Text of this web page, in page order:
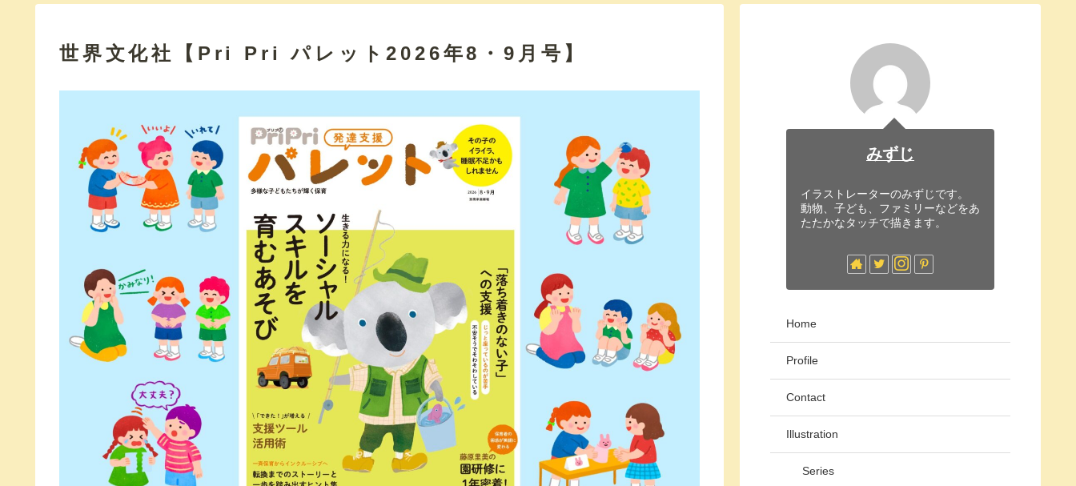
世界文化社【Pri Pri パレット2026年8・9月号】
みずじ
イラストレーターのみずじです。
動物、子ども、ファミリーなどをあ
たたかなタッチで描きます。
Home
Profile
Contact
Illustration
Series